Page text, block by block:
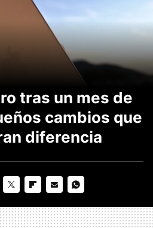
tras un mes de
cambios que
diferencia
MAIL